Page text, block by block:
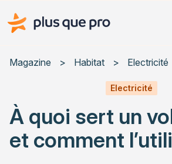
Plus que pro Mag'
Services
Actualités
Magazine > Habitat > Electricité
Electricité
À quoi sert un
et comment